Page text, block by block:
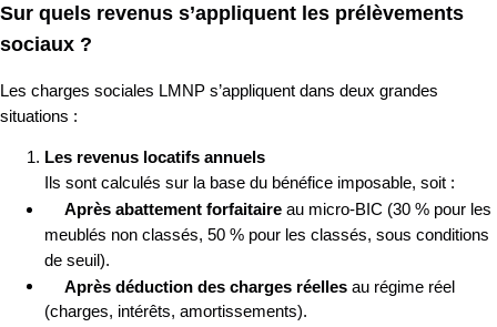
Sur quels revenus s’appliquent les prélèvements
sociaux ?
Les charges sociales LMNP s’appliquent dans deux grandes
situations :
Les revenus locatifs annuels
Ils sont calculés sur la base du bénéfice imposable, soit :
Après abattement forfaitaireau micro-BIC (30 % pour les
meublés non classés, 50 % pour les classés, sous conditions
de seuil).
Après déduction des charges réellesau régime réel
(charges, intérêts, amortissements).